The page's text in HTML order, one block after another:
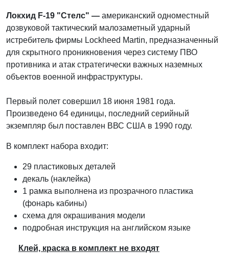
Локхид F-19 "Стелс" — американский одноместный
дозвуковой тактический малозаметный ударный
истребитель фирмы Lockheed Martin, предназначенный
для скрытного проникновения через систему ПВО
противника и атак стратегически важных наземных
объектов военной инфраструктуры.
Первый полет совершил 18 июня 1981 года.
Произведено 64 единицы, последний серийный
экземпляр был поставлен ВВС США в 1990 году.
В комплект набора входит:
29 пластиковых деталей
декаль (наклейка)
1 рамка выполнена из прозрачного пластика
(фонарь кабины)
схема для окрашивания модели
подробная инструкция на английском языке
Клей, краска в комплект не входят